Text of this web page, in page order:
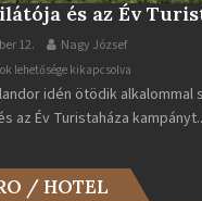
és az Év
12. Nagy József
lehetősége kikapcsolva
idén ötödik alkalommal
az Év Turistaháza
/ HOTEL